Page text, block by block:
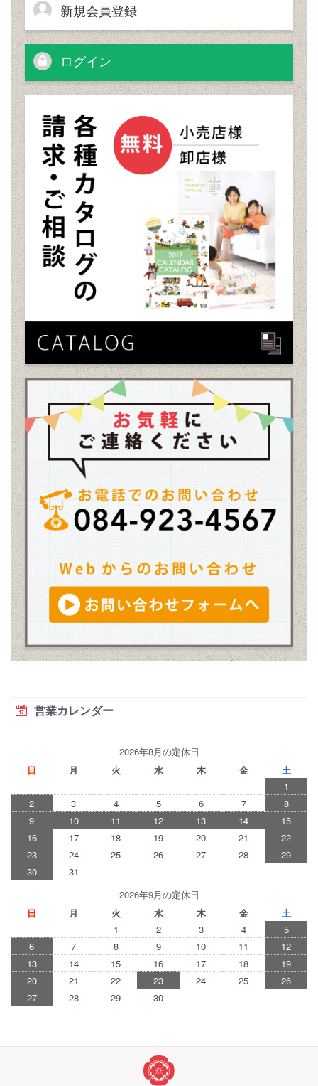
新規会員登録
ログイン
営業カレンダー
2026年8月の定休日
日
月 火 水 木 金
土
1
2
3 4 5 6 7
8
9
10 11 12 13 14
15
16
17 18 19 20 21
22
23
24 25 26 27 28
29
30
31
2026年9月の定休日
日
月 火 水 木 金
土
1
2 3 4
5
6
7 8 9 10 11
12
13
14 15 16 17 18
19
20
21 22 23 24 25
26
27
28 29 30